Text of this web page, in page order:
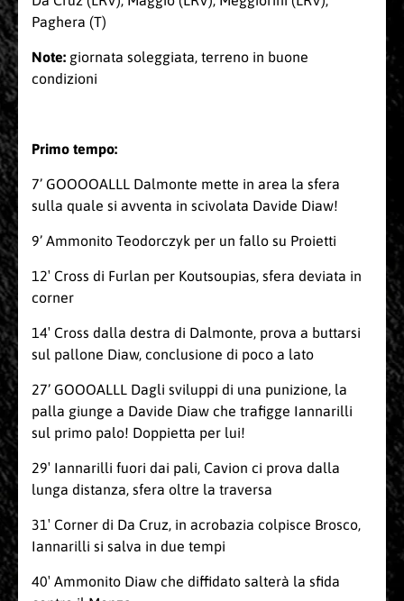
Paghera (T)
Note: giornata soleggiata, terreno in buone
condizioni
Primo tempo:
7’ GOOOOALLL Dalmonte mette in area la sfera
sulla quale si avventa in scivolata Davide Diaw!
9’ Ammonito Teodorczyk per un fallo su Proietti
12′ Cross di Furlan per Koutsoupias, sfera deviata in
corner
14′ Cross dalla destra di Dalmonte, prova a buttarsi
sul pallone Diaw, conclusione di poco a lato
27’ GOOOALLL Dagli sviluppi di una punizione, la
palla giunge a Davide Diaw che trafigge Iannarilli
sul primo palo! Doppietta per lui!
29′ Iannarilli fuori dai pali, Cavion ci prova dalla
lunga distanza, sfera oltre la traversa
31′ Corner di Da Cruz, in acrobazia colpisce Brosco,
Iannarilli si salva in due tempi
40′ Ammonito Diaw che diffidato salterà la sfida